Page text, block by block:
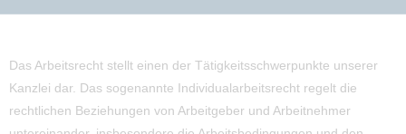
Das Arbeitsrecht stellt einen der Tätigkeitsschwerpunkte unserer
Kanzlei dar. Das sogenannte Individualarbeitsrecht regelt die
rechtlichen Beziehungen von Arbeitgeber und Arbeitnehmer